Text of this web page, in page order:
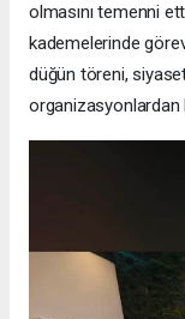
olmasını temenni
kademelerinde
düğün töreni,
organizasyonlardan